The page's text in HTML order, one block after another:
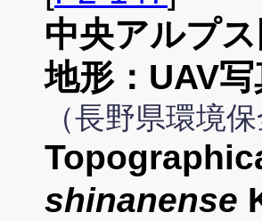
中央アルプ
地形：UAV
（長野県環境
shinanense